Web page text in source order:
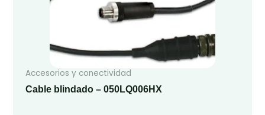
Accesorios y conectividad
Cable blindado – 050LQ006HX